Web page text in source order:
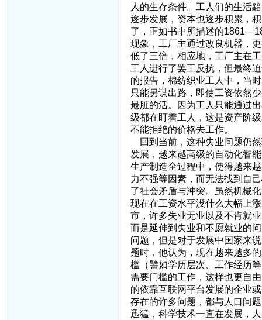
人的生存条件。工人们的生活
逐步发展，资本也逐步积累，
了，正如书中所描述的
现象，工厂主通过改良机器，
低了三倍，相应地，工厂主在
工人进行了罢工反抗，但最终
的报告，棉纺织业工人中，当
只能另谋出路，即使工资依然
最脏的活。因为工人只能通过
级都在盯着工人，这是资产阶
不能拒绝的价格去工作。
回到当前，这种失业问题仍
发展，越来越高级的自动化智
生产制造全过程中，使得越来
力不强等因素，而无法找到自
了社会矛盾与冲突。虽然机械
现在在工资水平没什么大幅上
市，许多失业无业以及不肯就
而是延伸到失业和不愿就业的
问题，但是对于发展中国家来
题时，他认为，现在越来越多
槛（譬如学历层次、工作经历
需要门槛的工作，这样也更自
的依靠互联网平台发展的企业
存在的许多问题，都与人口问
迅猛，科学技术一直在发展，